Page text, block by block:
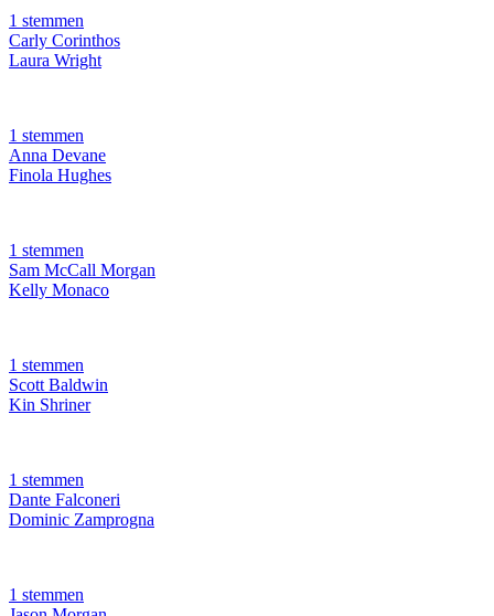
1 stemmen
Carly Corinthos
Laura Wright
1 stemmen
Anna Devane
Finola Hughes
1 stemmen
Sam McCall Morgan
Kelly Monaco
1 stemmen
Scott Baldwin
Kin Shriner
1 stemmen
Dante Falconeri
Dominic Zamprogna
1 stemmen